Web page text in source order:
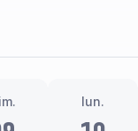
lun.